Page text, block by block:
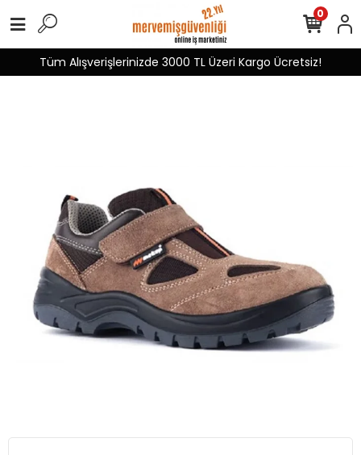
Tüm Alışverişlerinizde 3000 TL Üzeri Kargo Ücretsiz!
0